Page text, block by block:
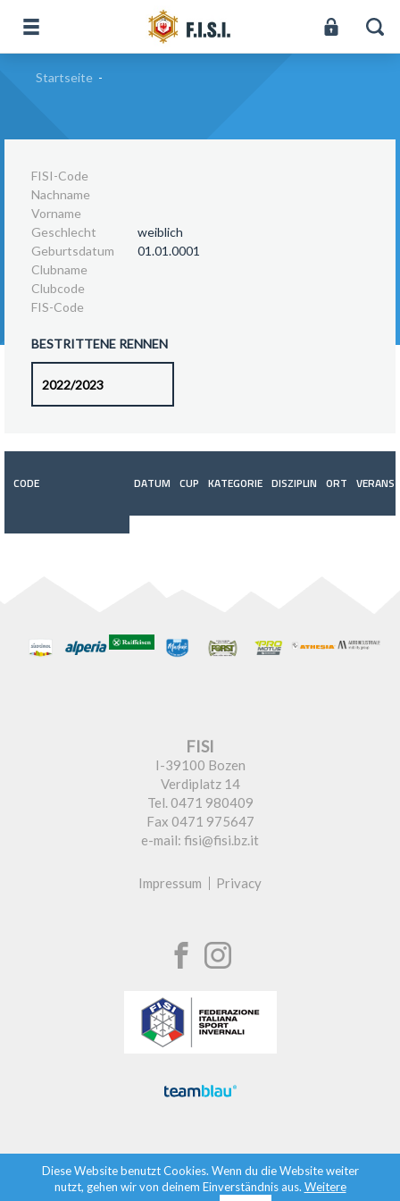
Startseite -
FISI-Code
Nachname
Vorname
Geschlecht
weiblich
Geburtsdatum
01.01.0001
Clubname
Clubcode
FIS-Code
BESTRITTENE RENNEN
CODE DATUM CUP KATEGORIE DISZIPLIN ORT
FISI
I-39100 Bozen
Verdiplatz 14
Tel. 0471 980409
Fax 0471 975647
e-mail: fisi@fisi.bz.it
Impressum Privacy
Diese Website benutzt Cookies. Wenn du die Website weiter
nutzt, gehen wir von deinem Einverständnis aus. Weitere